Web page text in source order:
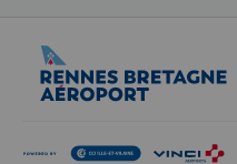
Son bouillon de culture